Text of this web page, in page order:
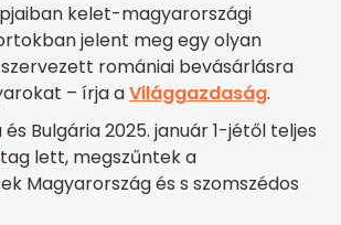
kelet-magyarországi
jelent meg egy olyan
romániai bevásárlásra
– írja aVilággazdaság.
Bulgária 2025. január 1-jétől teljes
tag lett, megszűntek a
Magyarország és s szomszédos